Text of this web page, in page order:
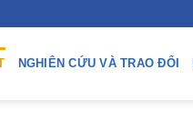
NGHIÊN CỨU VÀ TRAO ĐỔI